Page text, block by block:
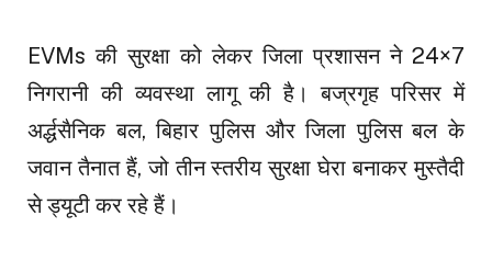
EVMs की सुरक्षा को लेकर जिला प्रशासन ने 24×7
निगरानी की व्यवस्था लागू की है। बज्रगृह परिसर में
अर्द्धसैनिक बल, बिहार पुलिस और जिला पुलिस बल के
जवान तैनात हैं, जो तीन स्तरीय सुरक्षा घेरा बनाकर मुस्तैदी
से ड्यूटी कर रहे हैं।